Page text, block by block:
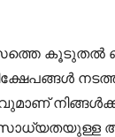
കൂടുതൽ
സാധ്യതയുള്ള